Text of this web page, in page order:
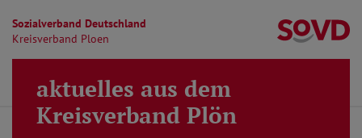
Sozialverband Deutschland
Kreisverband Ploen
Direkt zu den Inhalten springen
MENÜ
aktuelles aus dem
Kreisverband Plön